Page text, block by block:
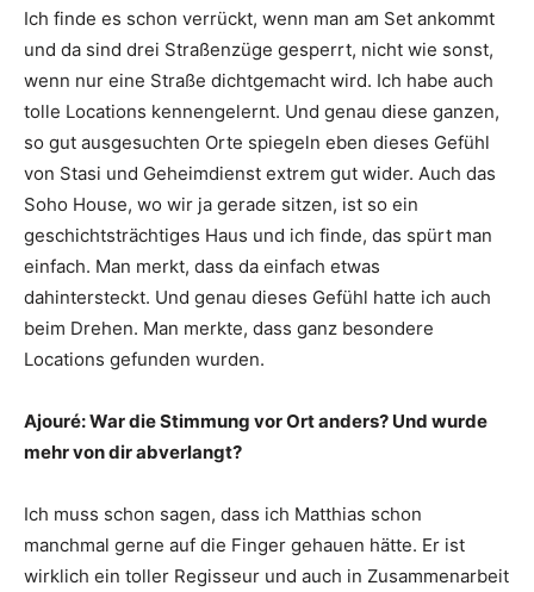
Ich finde es schon verrückt, wenn man am Set ankommt
und da sind drei Straßenzüge gesperrt, nicht wie sonst,
wenn nur eine Straße dichtgemacht wird. Ich habe auch
tolle Locations kennengelernt. Und genau diese ganzen,
so gut ausgesuchten Orte spiegeln eben dieses Gefühl
von Stasi und Geheimdienst extrem gut wider. Auch das
Soho House, wo wir ja gerade sitzen, ist so ein
geschichtsträchtiges Haus und ich finde, das spürt man
einfach. Man merkt, dass da einfach etwas
dahintersteckt. Und genau dieses Gefühl hatte ich auch
beim Drehen. Man merkte, dass ganz besondere
Locations gefunden wurden.
Ajouré: War die Stimmung vor Ort anders? Und wurde
mehr von dir abverlangt?
Ich muss schon sagen, dass ich Matthias schon
manchmal gerne auf die Finger gehauen hätte. Er ist
wirklich ein toller Regisseur und auch in Zusammenarbeit